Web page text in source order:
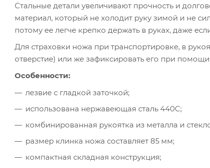
Стальные детали увеличивают прочность и
материал, который не холодит руку зимой и не
потому ее легче крепко держать в руках, даже
Для страховки ножа при транспортировке, в
отверстие) или же зафиксировать его при
Особенности:
лезвие с гладкой заточкой;
использована нержавеющая сталь 440С;
комбинированная рукоятка из металла и
размер клинка ножа составляет 85 мм;
компактная складная конструкция;